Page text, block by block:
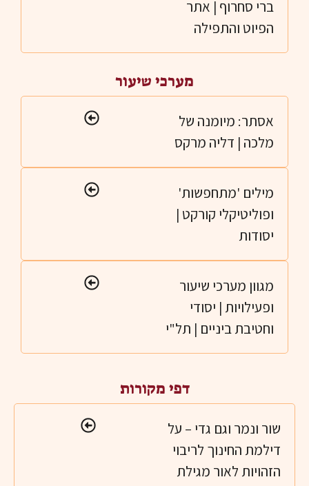
ברי סחרוף | אתר
הפיוט והתפילה
מערכי שיעור
אסתר: מיומנה של
מלכה | דליה מרקס
מילים 'מתחפשות'
ופוליטיקלי קורקט |
יסודות
מגוון מערכי שיעור
ופעילויות | יסודי
וחטיבת ביניים | תל"י
דפי מקורות
ונמר וגם גדי – על
החינוך לריבוי
לאור מגילת